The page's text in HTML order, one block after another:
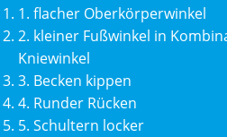
1. flacher Oberkörperwinkel
2. kleiner Fußwinkel in
Kniewinkel
3. Becken kippen
4. Runder Rücken
5. Schultern locker